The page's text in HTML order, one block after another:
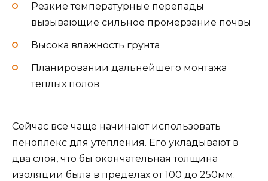
Резкие температурные перепады
вызывающие сильное промерзание почвы
Высока влажность грунта
Планировании дальнейшего монтажа
теплых полов
Сейчас все чаще начинают использовать
пеноплекс для утепления. Его укладывают в
два слоя, что бы окончательная толщина
изоляции была в пределах от 100 до 250мм.